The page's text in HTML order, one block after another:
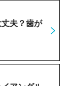
夫？歯が